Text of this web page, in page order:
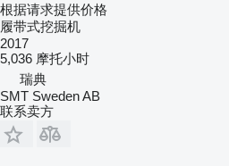
根据请求提供价格
履带式挖掘机
2017
5,036 摩托小时
瑞典
SMT Sweden AB
联系卖方